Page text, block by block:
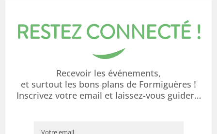
RESTEZ CONNECTÉ !
Recevoir les événements,
et surtout les bons plans de Formiguères !
Inscrivez votre email et laissez-vous guider…